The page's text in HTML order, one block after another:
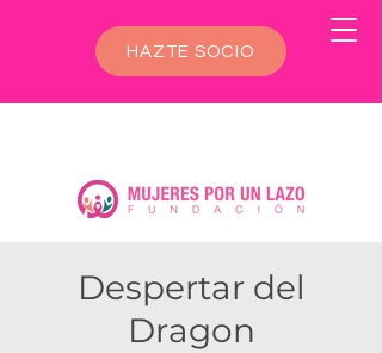
HAZTE SOCIO
Despertar del
Dragon